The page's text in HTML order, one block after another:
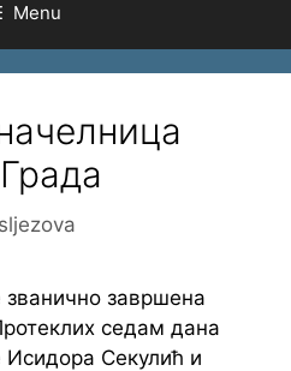
Menu
sljezova
званично завршена
седам дана
Секулић и